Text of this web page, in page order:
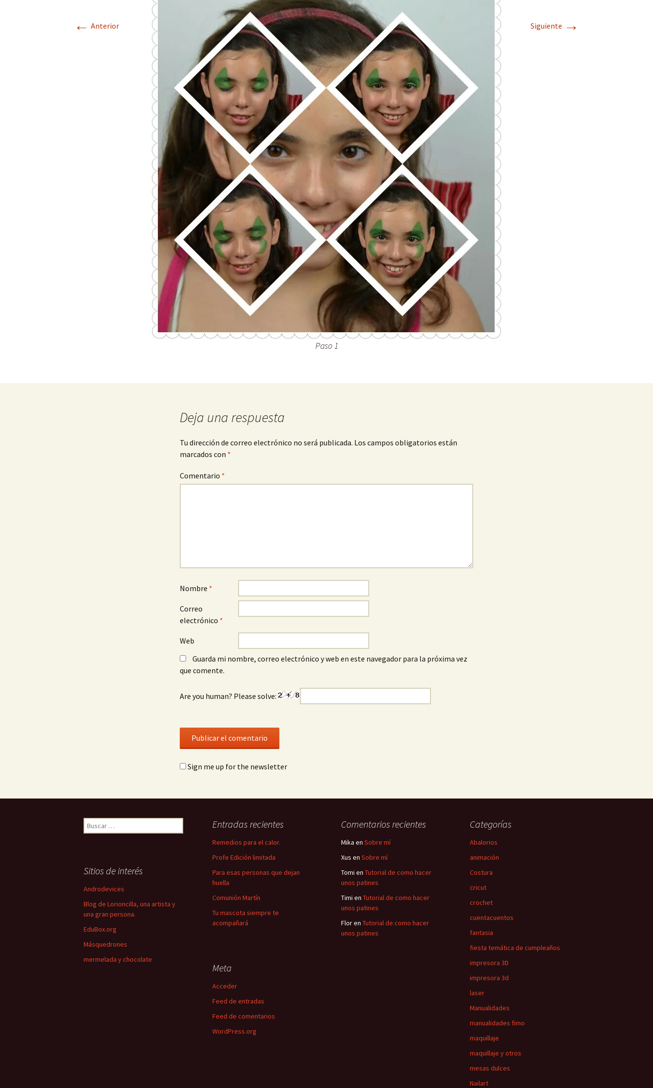
← Anterior Siguiente →
Paso 1
Deja una respuesta
Tu dirección de correo electrónico no será publicada. Los campos obligatorios están
marcados con *
Comentario *
Nombre *
Correo
electrónico *
Web
Guarda mi nombre, correo electrónico y web en este navegador para la próxima vez
que comente.
Are you human? Please solve:
Sign me up for the newsletter
Buscar: Entradas recientes
Remedios para el calor.
Profe Edición limitada
Para esas personas que dejan
huella
Comunión Martín
Tu mascota siempre te
acompañará
Comentarios recientes
Mika en Sobre mí
Xus en Sobre mí
Tomi en Tutorial de como hacer
unos patines
Timi en Tutorial de como hacer
unos patines
Floren Tutorial de como hacer
unos patines
Categorías
Abalorios
animación
Costura
cricut
crochet
cuentacuentos
fantasia
fiesta temática de cumpleaños
impresora 3D
impresora 3d
laser
Manualidades
manualidades fimo
maquillaje
maquillaje y otros
mesas dulces
Nailart
Sitios de interés
Androdevices
Blog de Lorioncilla, una artista y
una gran persona.
EduBox.org
Másquedrones
mermelada y chocolate
Meta
Acceder
Feed de entradas
Feed de comentarios
WordPress.org